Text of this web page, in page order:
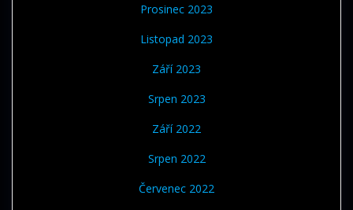
Prosinec 2023
Listopad 2023
Září 2023
Srpen 2023
Září 2022
Srpen 2022
Červenec 2022